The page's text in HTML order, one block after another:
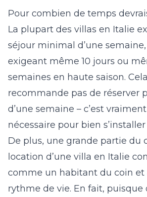
Pour combien de temps
La plupart des villas en Italie
séjour minimal d’une
exigeant même 10 jours ou
semaines en haute saison.
recommande pas de réserver
d’une semaine – c’est
nécessaire pour bien
De plus, une grande partie du
location d’une villa en Italie
comme un habitant du coin et
rythme de vie. En fait, puisque